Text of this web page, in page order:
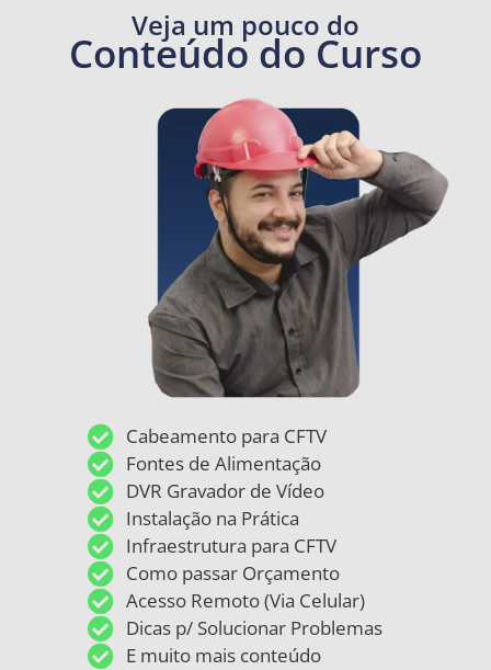
Veja um pouco do
Conteúdo do Curso
Cabeamento para CFTV
Fontes de Alimentação
DVR Gravador de Vídeo
Instalação na Prática
Infraestrutura para CFTV
Como passar Orçamento
Acesso Remoto (Via Celular)
Dicas p/ Solucionar Problemas
E muito mais conteúdo